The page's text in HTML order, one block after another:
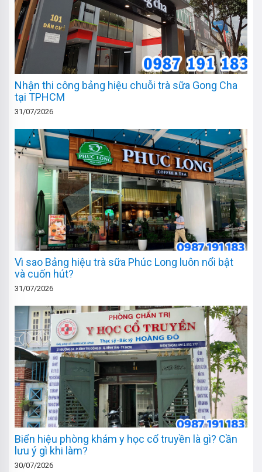
Nhận thi công bảng hiệu chuỗi trà sữa Gong Cha
tại TPHCM
31/07/2026
Vì sao Bảng hiệu trà sữa Phúc Long luôn nổi bật
và cuốn hút?
31/07/2026
Biển hiệu phòng khám y học cổ truyền là gì? Cần
lưu ý gì khi làm?
30/07/2026